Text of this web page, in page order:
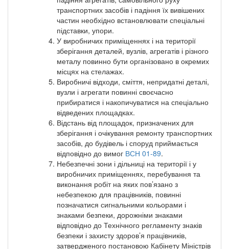
транспортних засобів і падіння їх вивішених
частин необхідно встановлювати спеціальні
підставки, упори.
У виробничих приміщеннях і на території
зберігання деталей, вузлів, агрегатів і різного
металу повинно бути організовано в окремих
місцях на стелажах.
Виробничі відходи, сміття, непридатні деталі,
вузли і агрегати повинні своєчасно
прибиратися і накопичуватися на спеціально
відведених площадках.
Відстань від площадок, призначених для
зберігання і очікування ремонту транспортних
засобів, до будівель і споруд приймається
відповідно до вимог ВСН 01-89.
Небезпечні зони і дільниці на території і у
виробничих приміщеннях, перебування та
виконання робіт на яких пов’язано з
небезпекою для працівників, повинні
позначатися сигнальними кольорами і
знаками безпеки, дорожніми знаками
відповідно до Технічного регламенту знаків
безпеки і захисту здоров’я працівників,
затвердженого постановою Кабінету Міністрів